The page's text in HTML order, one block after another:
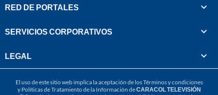
RED DE PORTALES
SERVICIOS CORPORATIVOS
LEGAL
El uso de este sitio web implica la aceptación de losTérminos y condiciones
y Políticas de Tratamiento de la Información deCARACOL TELEVISIÓN